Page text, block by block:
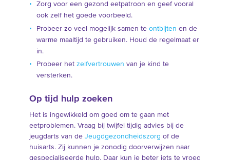
Zorg voor een gezond eetpatroon en geef vooral
ook zelf het goede voorbeeld.
Probeer zo veel mogelijk samen te ontbijten en de
warme maaltijd te gebruiken. Houd de regelmaat er
in.
Probeer het zelfvertrouwen van je kind te
versterken.
Op tijd hulp zoeken
Het is ingewikkeld om goed om te gaan met
eetproblemen. Vraag bij twijfel tijdig advies bij de
jeugdarts van de Jeugdgezondheidszorg of de
huisarts. Zij kunnen je zonodig doorverwijzen naar
gespecialiseerde hulp. Daar kun je beter iets te vroeg